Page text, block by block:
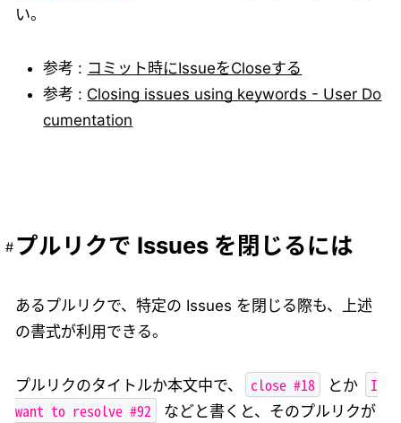
い。
参考 : コミット時にIssueをCloseする
参考 : Closing issues using keywords - User Do
cumentation
プルリクで Issues を閉じるには
あるプルリクで、特定の Issues を閉じる際も、上述
の書式が利用できる。
プルリクのタイトルか本文中で、 close #18 とか
I
want to resolve #92
などと書くと、そのプルリクが